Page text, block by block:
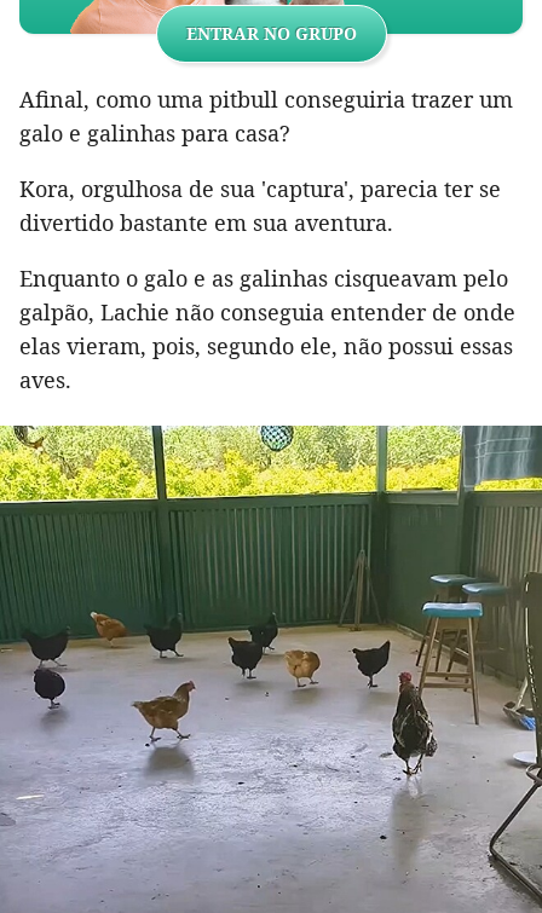
ENTRAR NO GRUPO
Afinal, como uma pitbull conseguiria trazer um
galo e galinhas para casa?
Kora, orgulhosa de sua 'captura', parecia ter se
divertido bastante em sua aventura.
Enquanto o galo e as galinhas cisqueavam pelo
galpão, Lachie não conseguia entender de onde
elas vieram, pois, segundo ele, não possui essas
aves.